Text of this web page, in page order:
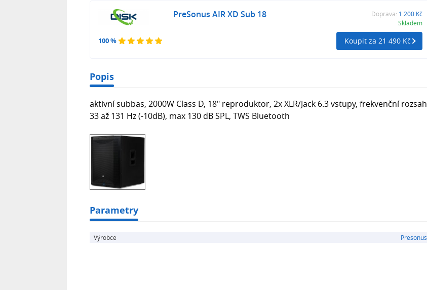
100 %
PreSonus AIR XD Sub 18 Doprava: 1 200 Kč
Skladem
Koupit za 21 490 Kč
Popis
aktivní subbas, 2000W Class D, 18" reproduktor, 2x XLR/Jack 6.3 vstupy, frekvenční rozsah
33 až 131 Hz (-10dB), max 130 dB SPL, TWS Bluetooth
Parametry
Výrobce Presonus